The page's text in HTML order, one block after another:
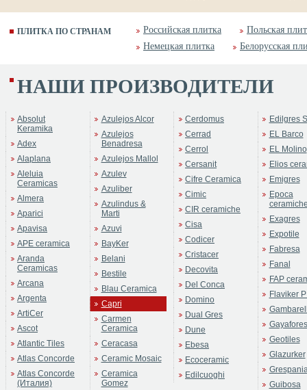
ПЛИТКА ПО СТРАНАМ Российская плитка
Польская
Немецкая плитка
Белорусская
НАШИ ПРОИЗВОДИТЕЛИ
Absolut
Keramika
Adex
Alaplana
Aleluia
Ceramicas
Almera
Aparici
Apavisa
APE ceramica
Aranda
Ceramicas
Arcana
Argenta
ArtiCer
Ascot
Atlantic Tiles
Atlas Concorde
Atlas Concorde
(Италия)
Azulejos Alcor
Azulejos
Benadresa
Azulejos Mallol
Azulev
Azuliber
Azulindus &
Marti
Azuvi
BayKer
Belani
Bestile
Blau Ceramica
Capri
Carmen
Ceramica
Ceracasa
Ceramic Mosaic
Ceramica
Gomez
Cerdomus
Cerrad
Cerrol
Cersanit
Cifre Ceramica
Cimic
CIR ceramiche
Cisa
Codicer
Cristacer
Decovita
Del Conca
Domino
Dual Gres
Dune
Ebesa
Ecoceramic
Edilcuoghi
Edilgres
EL Barco
EL Molino
Elios
Emigres
Epoca
Exagres
Expotile
Fabresa
Fanal
FAP
Flaviker
Gayafores
Geotiles
Glazurker
Guibosa